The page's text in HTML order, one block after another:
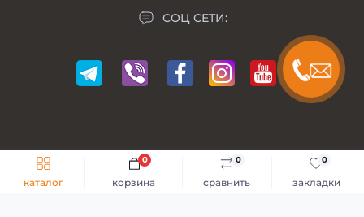
каталог сравнить
0
закладки
0
корзина
0
СОЦ СЕТИ:
Мій Мотоблок © 2014-2026
Разработка сайта -
GKS Веб-Студия